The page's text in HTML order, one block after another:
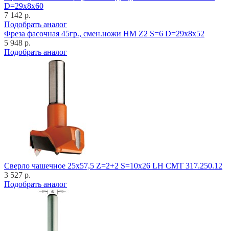
D=29x8x60
7 142 р.
Подобрать аналог
Фреза фасочная 45гр., смен.ножи HM Z2 S=6 D=29x8x52
5 948 р.
Подобрать аналог
Cверло чашечное 25x57,5 Z=2+2 S=10x26 LH CMT 317.250.12
3 527 р.
Подобрать аналог